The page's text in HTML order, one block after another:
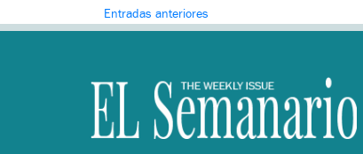
Navegación
entradas
Entradas anteriores